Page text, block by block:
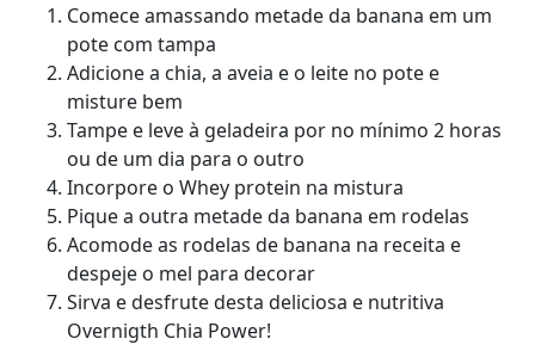
Comece amassando metade da banana em um
pote com tampa
Adicione a chia, a aveia e o leite no pote e
misture bem
Tampe e leve à geladeira por no mínimo 2 horas
ou de um dia para o outro
Incorpore o Whey protein na mistura
Pique a outra metade da banana em rodelas
Acomode as rodelas de banana na receita e
despeje o mel para decorar
Sirva e desfrute desta deliciosa e nutritiva
Overnigth Chia Power!